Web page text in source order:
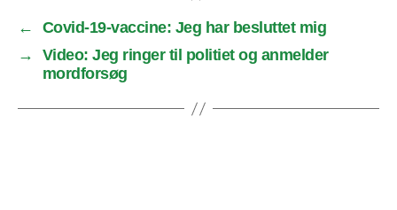
←
Covid-19-vaccine: Jeg har besluttet mig
→
Video: Jeg ringer til politiet og anmelder
mordforsøg